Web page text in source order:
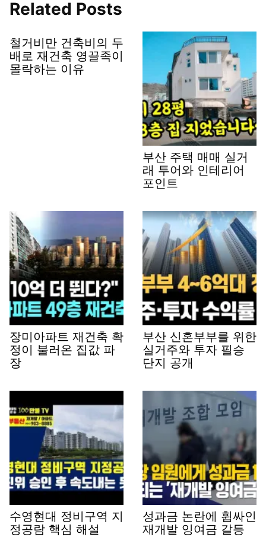
Related Posts
철거비만 건축비의 두
배로 재건축 영끌족이
몰락하는 이유
부산 주택 매매 실거
래 투어와 인테리어
포인트
장미아파트 재건축 확
정이 불러온 집값 파
장
부산 신혼부부를 위한
실거주와 투자 필승
단지 공개
수영현대 정비구역 지
정공람 핵심 해설
성과금 논란에 휩싸인
재개발 잉여금 갈등